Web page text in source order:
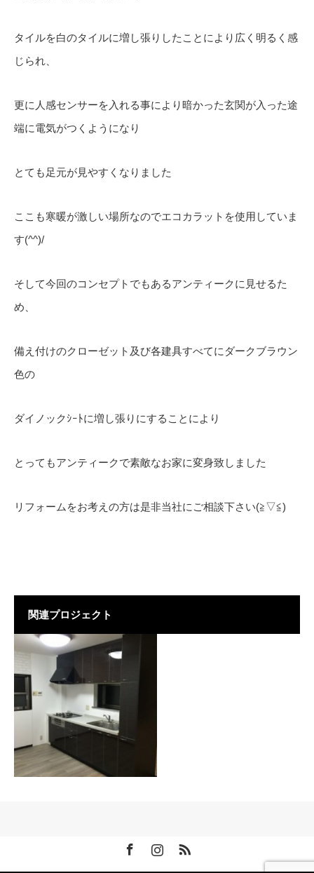
タイルを白のタイルに増し張りしたことにより広く明るく感
じられ、
更に人感センサーを入れる事により暗かった玄関が入った途
端に電気がつくようになり
とても足元が見やすくなりました
ここも寒暖が激しい場所なのでエコカラットを使用していま
す(^^)/
そして今回のコンセプトでもあるアンティークに見せるた
め、
備え付けのクローゼット及び各建具すべてにダークブラウン
色の
ダイノックｼｰﾄに増し張りにすることにより
とってもアンティークで素敵なお家に変身致しました
リフォームをお考えの方は是非当社にご相談下さい(≧▽≦)
関連プロジェクト